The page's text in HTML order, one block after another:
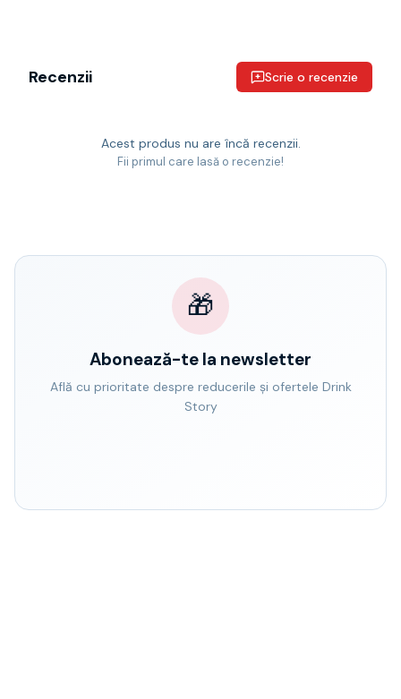
Recenzii Scrie o recenzie
Acest produs nu are încă recenzii.
Fii primul care lasă o recenzie!
🎁
Abonează-te la newsletter
Află cu prioritate despre reducerile și ofertele Drink
Story